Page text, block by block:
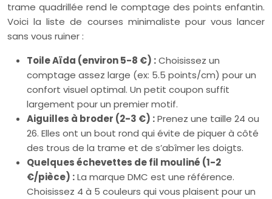
trame quadrillée rend le comptage des points enfantin.
Voici la liste de courses minimaliste pour vous lancer
sans vous ruiner :
Toile Aïda (environ 5-8 €) :Choisissez un
comptage assez large (ex: 5.5 points/cm) pour un
confort visuel optimal. Un petit coupon suffit
largement pour un premier motif.
Aiguilles à broder (2-3 €) :Prenez une taille 24 ou
26. Elles ont un bout rond qui évite de piquer à côté
des trous de la trame et de s’abîmer les doigts.
Quelques échevettes de fil mouliné (1-2
€/pièce) :La marque DMC est une référence.
Choisissez 4 à 5 couleurs qui vous plaisent pour un